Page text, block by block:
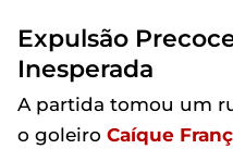
Expulsão
Inesperada
A partida tomou um
o goleiro Caíque